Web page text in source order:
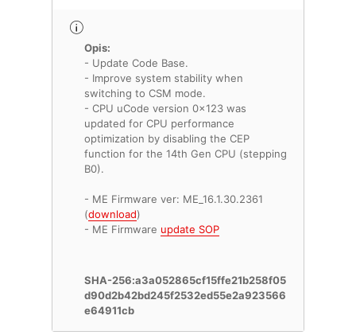
Opis:
- Update Code Base.
- Improve system stability when
switching to CSM mode.
- CPU uCode version 0x123 was
updated for CPU performance
optimization by disabling the CEP
function for the 14th Gen CPU (stepping
B0).
- ME Firmware ver: ME_16.1.30.2361
(download)
- ME Firmware update SOP
SHA-256:a3a052865cf15ffe21b258f05
d90d2b42bd245f2532ed55e2a923566
e64911cb